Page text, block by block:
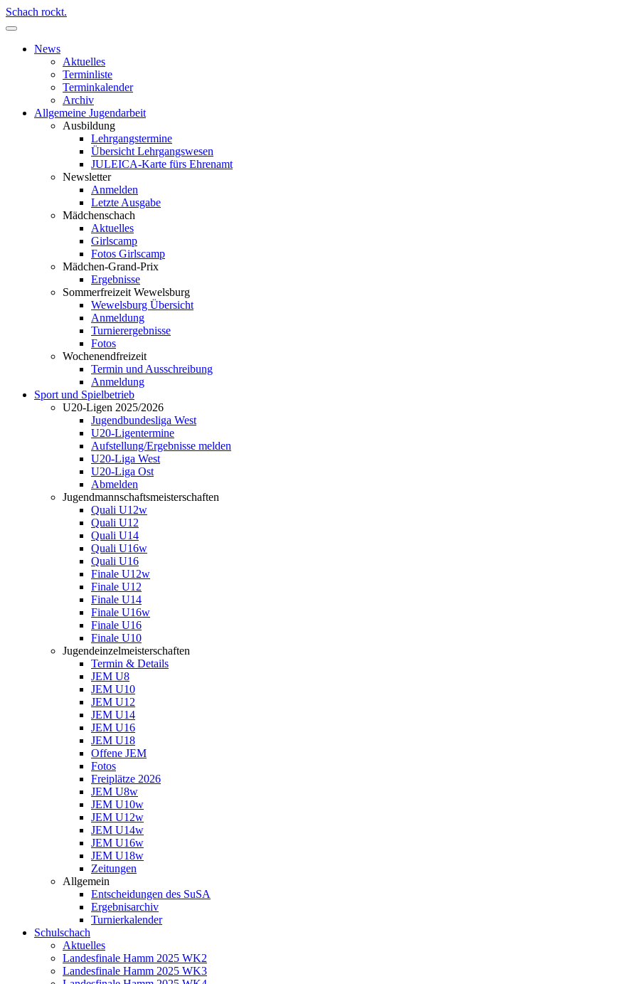
Schach rockt.
News
Aktuelles
Terminliste
Terminkalender
Archiv
Allgemeine Jugendarbeit
Ausbildung
Lehrgangstermine
Übersicht Lehrgangswesen
JULEICA-Karte fürs Ehrenamt
Newsletter
Anmelden
Letzte Ausgabe
Mädchenschach
Aktuelles
Girlscamp
Fotos Girlscamp
Mädchen-Grand-Prix
Ergebnisse
Sommerfreizeit Wewelsburg
Wewelsburg Übersicht
Anmeldung
Turnierergebnisse
Fotos
Wochenendfreizeit
Termin und Ausschreibung
Anmeldung
Sport und Spielbetrieb
U20-Ligen 2025/2026
Jugendbundesliga West
U20-Ligentermine
Aufstellung/Ergebnisse melden
U20-Liga West
U20-Liga Ost
Abmelden
Jugendmannschaftsmeisterschaften
Quali U12w
Quali U12
Quali U14
Quali U16w
Quali U16
Finale U12w
Finale U12
Finale U14
Finale U16w
Finale U16
Finale U10
Jugendeinzelmeisterschaften
Termin & Details
JEM U8
JEM U10
JEM U12
JEM U14
JEM U16
JEM U18
Offene JEM
Fotos
Freiplätze 2026
JEM U8w
JEM U10w
JEM U12w
JEM U14w
JEM U16w
JEM U18w
Zeitungen
Allgemein
Entscheidungen des SuSA
Ergebnisarchiv
Turnierkalender
Schulschach
Aktuelles
Landesfinale Hamm 2025 WK2
Landesfinale Hamm 2025 WK3